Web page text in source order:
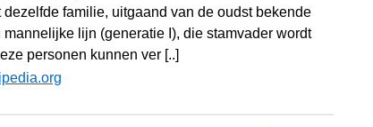
dezelfde familie, uitgaand van de oudst bekende
mannelijke lijn (generatie I), die stamvader wordt
personen kunnen ver [..]